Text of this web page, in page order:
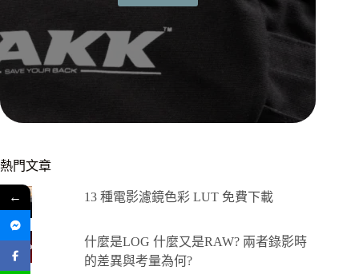
熱門文章
13 種電影濾鏡色彩 LUT 免費下載
什麼是LOG 什麼又是RAW? 兩者錄影時
的差異與考量為何?
←